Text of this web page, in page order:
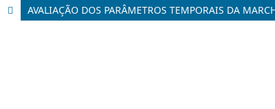
AVALIAÇÃO DOS PARÂMETROS TEMPORAIS DA